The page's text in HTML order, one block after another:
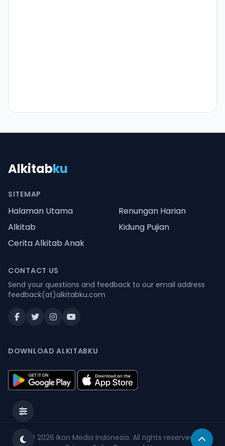
Alkitabku
SITEMAP
Halaman Utama
Renungan Harian
Alkitab
Kidung Pujian
Cerita Alkitab Anak
CONTACT US
Send your questions and feedback to our email address
feedback(at)alkitabku.com
DOWNLOAD ALKITABKU
© 2026 Ikon Media Indonesia. All rights reserved.